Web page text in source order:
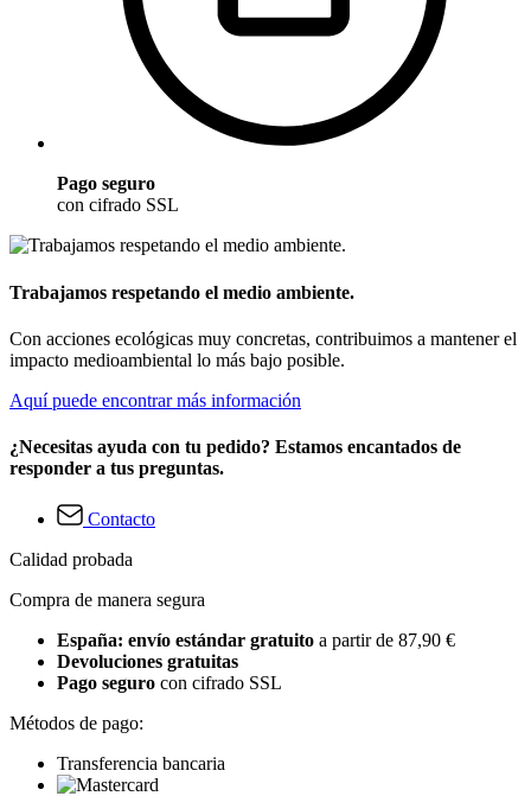
Pago seguro
con cifrado SSL
Trabajamos respetando el medio ambiente.
Con acciones ecológicas muy concretas, contribuimos a mantener el
impacto medioambiental lo más bajo posible.
Aquí puede encontrar más información
¿Necesitas ayuda con tu pedido? Estamos encantados de
responder a tus preguntas.
Contacto
Calidad probada
Compra de manera segura
España: envío estándar gratuito a partir de 87,90 €
Devoluciones gratuitas
Pago seguro con cifrado SSL
Métodos de pago:
Transferencia bancaria